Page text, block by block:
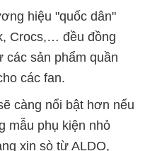
hiệu "quốc dân"
Crocs,… đều đồng
các sản phẩm quần
các fan.
càng nổi bật hơn nếu
mẫu phụ kiện nhỏ
xịn sò từ ALDO,